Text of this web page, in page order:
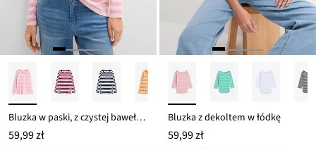
Bluzka w paski, z czystej bawełny organicznej
59,99 zł
Bluzka z dekoltem w łódkę
59,99 zł